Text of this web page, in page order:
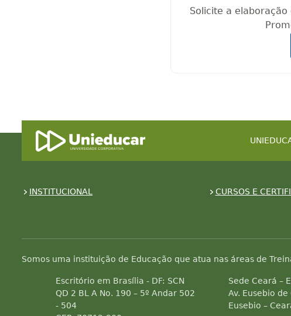
Solicite a
INSTITUCIONAL CURSOS E
Somos uma instituição de Educação que atua nas áreas de
Escritório em Brasília - DF: SCN
QD 2 BL A No. 190 – 5º Andar 502
- 504
Sede Ceará –
Av. Eusebio
Eusebio –